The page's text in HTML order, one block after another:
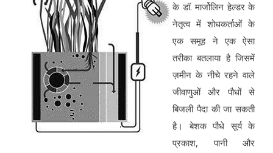
के डॉ. मार्जोलिन हेल्डर के
नेतृत्व में शोधकर्ताओं के
एक समूह ने एक ऐसा
तरीका बतलाया है जिसमें
ज़मीन के नीचे रहने वाले
जीवाणुओं और पौधों से
बिजली पैदा की जा सकती
है। बेशक पौधे सूर्य के
प्रकाश, पानी और